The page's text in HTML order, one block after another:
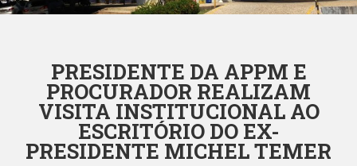
PRESIDENTE DA APPM E
PROCURADOR REALIZAM
VISITA INSTITUCIONAL AO
ESCRITÓRIO DO EX-
PRESIDENTE MICHEL TEMER